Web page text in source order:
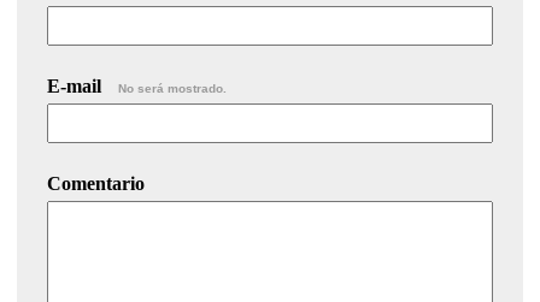
E-mail No será mostrado.
Comentario